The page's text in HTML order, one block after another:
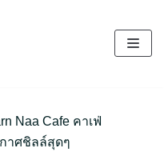
Naa Cafe คาเฟ่
าศชิลล์สุดๆ